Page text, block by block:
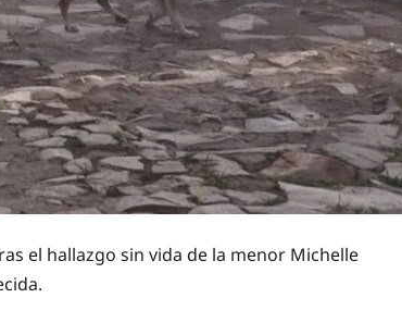
el hallazgo sin vida de la menor Michelle